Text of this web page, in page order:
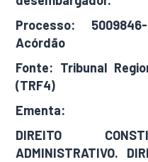
Processo: 5009846-
Acórdão
Fonte: Tribunal
(TRF4)
Ementa:
DIREITO
ADMINISTRATIVO.